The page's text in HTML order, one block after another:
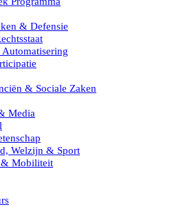
& Defensie
& Sociale Zaken
Media
Welzijn & Sport
& Mobiliteit